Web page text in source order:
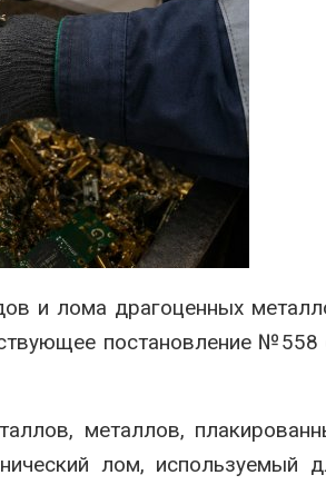
и лома драгоценных
постановление №558
металлов,
лом, используемый
полтора раза
Авг 7, 2026
Евросоюз потребовал
увеличить вложения в
защиту природы на
роста ущерба от
Авг 7, 2026
Дом из старых шин
может обходиться
кондиционера и почти
без отопления
Камчатские